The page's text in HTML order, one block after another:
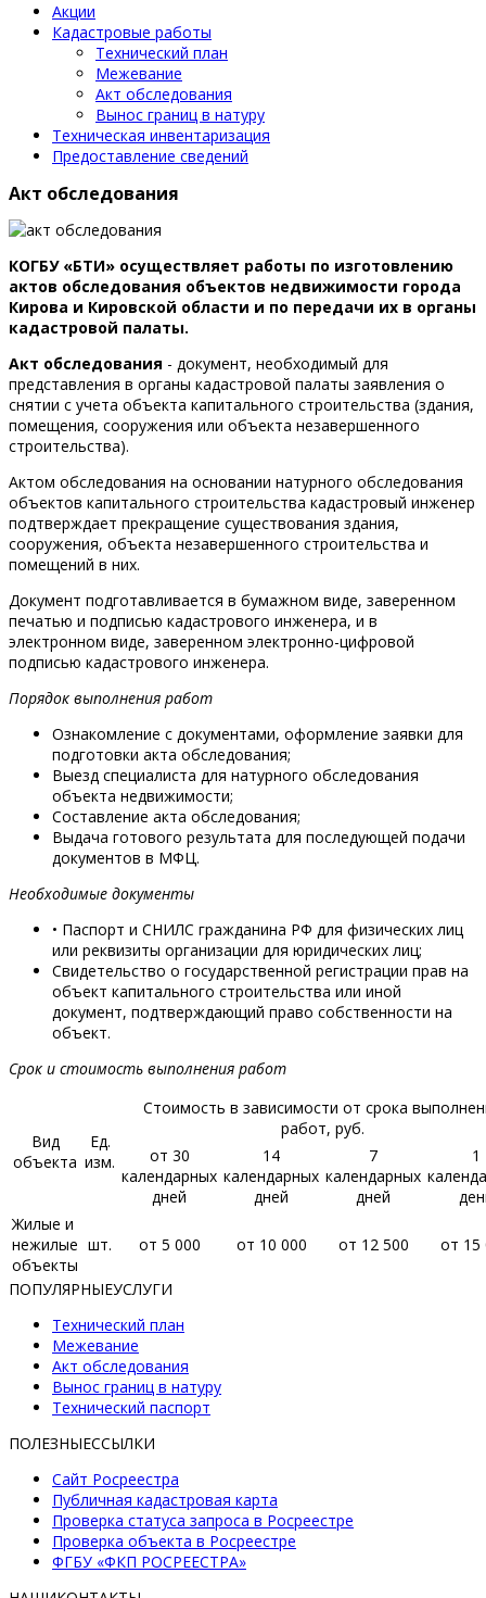
Акции
Кадастровые работы
Технический план
Межевание
Акт обследования
Вынос границ в натуру
Техническая инвентаризация
Предоставление сведений
Акт обследования
КОГБУ «БТИ» осуществляет работы по изготовлению
актов обследования объектов недвижимости города
Кирова и Кировской области и по передачи их в органы
кадастровой палаты.
Акт обследования - документ, необходимый для
представления в органы кадастровой палаты заявления о
снятии с учета объекта капитального строительства (здания,
помещения, сооружения или объекта незавершенного
строительства).
Актом обследования на основании натурного обследования
объектов капитального строительства кадастровый инженер
подтверждает прекращение существования здания,
сооружения, объекта незавершенного строительства и
помещений в них.
Документ подготавливается в бумажном виде, заверенном
печатью и подписью кадастрового инженера, и в
электронном виде, заверенном электронно-цифровой
подписью кадастрового инженера.
Порядок выполнения работ
Ознакомление с документами, оформление заявки для
подготовки акта обследования;
Выезд специалиста для натурного обследования
объекта недвижимости;
Составление акта обследования;
Выдача готового результата для последующей подачи
документов в МФЦ.
Необходимые документы
• Паспорт и СНИЛС гражданина РФ для физических лиц
или реквизиты организации для юридических лиц;
Свидетельство о государственной регистрации прав на
объект капитального строительства или иной
документ, подтверждающий право собственности на
объект.
Срок и стоимость выполнения работ
Вид
объекта
Ед.
изм.
Стоимость в зависимости от срока
работ, руб.
от 30
календарных
дней
14
календарных
дней
7
календарных
дней
1
Жилые и
нежилые
объекты
шт. от 5 000 от 10 000 от 12 500 от 15
ПОПУЛЯРНЫЕУСЛУГИ
Технический план
Межевание
Акт обследования
Вынос границ в натуру
Технический паспорт
ПОЛЕЗНЫЕССЫЛКИ
Сайт Росреестра
Публичная кадастровая карта
Проверка статуса запроса в Росреестре
Проверка объекта в Росреестре
ФГБУ «ФКП РОСРЕЕСТРА»